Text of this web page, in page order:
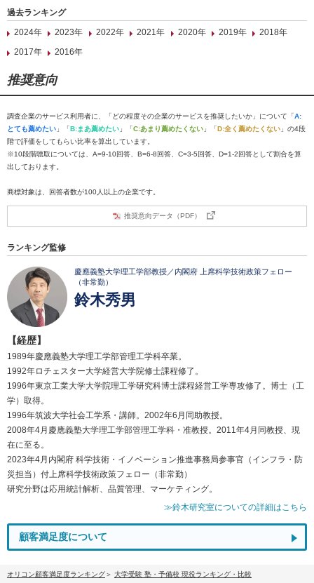
過去ランキング
2024年
2023年 2022年 2021年 2020年 2019年
2018年
2017年
2016年
推奨意向
調査企業のサービス利用者に、「どの程度その企業のサービスを推奨したいか」について「A:
とても薦めたい 」「B:まあ薦めたい 」「C:あまり薦めたくない 」「D:全く薦めたくない 」の4段
階で評価をしてもらい比率を算出しています。
※10段階聴取については、A=9-10回答、B=6-8回答、C=3-5回答、D=1-2回答として割合を算
出しております。
商標対象は、回答者数が100人以上の企業です。
推奨意向データ（PDF）
ランキング監修
慶應義塾大学理工学部教授／内閣府 上席科学技術政策フェロー
（非常勤）
鈴木秀男
【経歴】
1989年慶應義塾大学理工学部管理工学科卒業。
1992年ロチェスター大学経営大学院修士課程修了。
1996年東京工業大学大学院理工学研究科博士課程経営工学専攻修了。博士（工
学）取得。
1996年筑波大学社会工学系・講師。2002年6月同助教授。
2008年4月慶應義塾大学理工学部管理工学科・准教授。2011年4月同教授、現
在に至る。
2023年4月内閣府 科学技術・イノベーション推進事務局参事官（インフラ・防
災担当）付上席科学技術政策フェロー（非常勤）
研究分野は応用統計解析、品質管理、マーケティング。
≫鈴木研究室についての詳細はこちら
顧客満足度について
オリコン顧客満足度ランキング
大学受験 塾・予備校 現役ランキング・比較